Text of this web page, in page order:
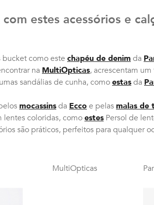
estes acessórios e
bucket como este chapéu de denim da
na MultiOpticas, acrescentam
sandálias de cunha, comoestasda
mocassinsda Eccoe pelasmalas de
lentes coloridas, comoestes Persol de
são práticos, perfeitos para qualquer
MultiOpticas